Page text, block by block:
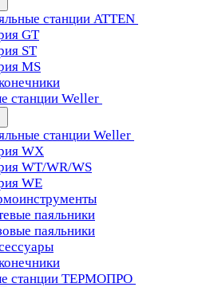
станции ATTEN
GT
ST
MS
станции Weller
станции Weller
WX
WT/WR/WS
WE
паяльники
паяльники
станции ТЕРМОПРО